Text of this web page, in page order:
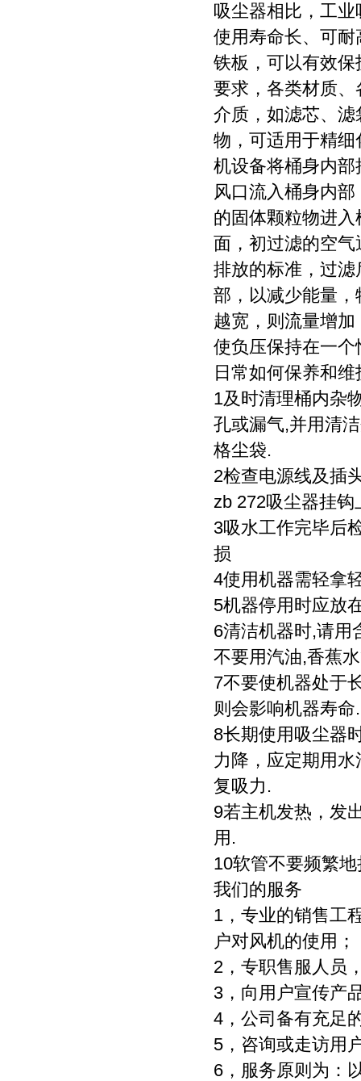
吸尘器相比，工
使用寿命长、可
铁板，可以有效
要求，各类材质
介质，如滤芯、
物，可适用于精
机设备将桶身内
风口流入桶身内
的固体颗粒物进
面，初过滤的空
排放的标准，过
部，以减少能量
越宽，则流量增
使负压保持在一
日常如何保养和维
1及时清理桶内杂
孔或漏气,并用清
格尘袋.
2检查电源线及插
zb 272吸尘器挂钩
3吸水工作完毕后
损
4使用机器需轻拿
5机器停用时应放
6清洁机器时,请用
不要用汽油,香蕉
7不要使机器处于
则会影响机器寿命.
8长期使用吸尘器
力降，应定期用
复吸力.
9若主机发热，发
用.
10软管不要频繁
我们的服务
1，专业的销售工
户对风机的使用；
2，专职售服人员
3，向用户宣传产
4，公司备有充足
5，咨询或走访用
6，服务原则为：